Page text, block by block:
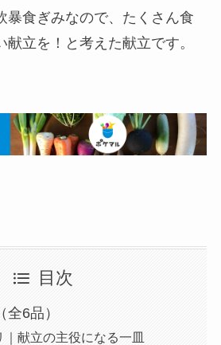
暴食ぎみなので、たくさん食
立を！と考えた献立です。
目次
6品）
｜献立の主役になる一皿